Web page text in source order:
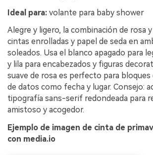
Ideal para: volante para baby shower
Alegre y ligero, la combinación de rosa
cintas enrolladas y papel de seda en
soleados. Usa el blanco apagado para
y lila para encabezados y figuras
suave de rosa es perfecto para
de datos como fecha y lugar. Consejo:
tipografía sans-serif redondeada para
amistoso y acogedor.
Ejemplo de imagen de cinta de
con media.io